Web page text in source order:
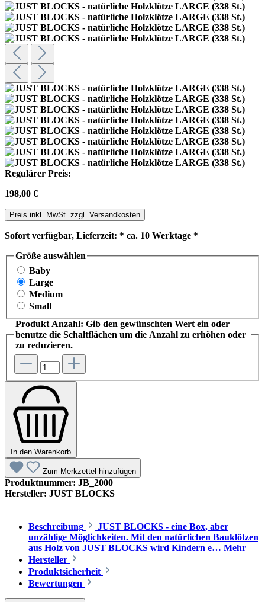
Regulärer Preis:
198,00 €
Preis inkl. MwSt. zzgl. Versandkosten
Sofort verfügbar, Lieferzeit: * ca. 10 Werktage *
Größe auswählen
Baby
Large
Medium
Small
Produkt Anzahl: Gib den gewünschten Wert ein oder
benutze die Schaltflächen um die Anzahl zu erhöhen oder
zu reduzieren.
In den Warenkorb
Zum Merkzettel hinzufügen
Produktnummer: JB_2000
Hersteller: JUST BLOCKS
Beschreibung
JUST BLOCKS - eine Box, aber
unzählige Möglichkeiten. Mit den natürlichen Bauklötzen
aus Holz von JUST BLOCKS wird Kindern e… Mehr
Hersteller
Produktsicherheit
Bewertungen